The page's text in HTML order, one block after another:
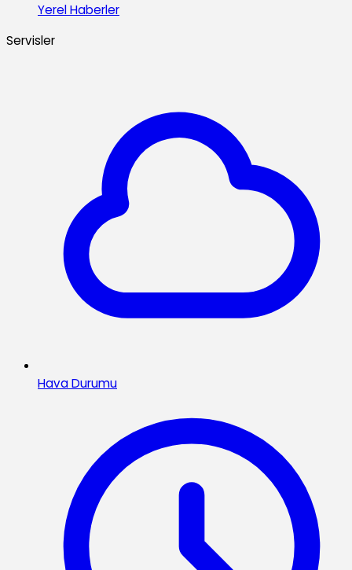
Yerel Haberler
Servisler
Hava Durumu